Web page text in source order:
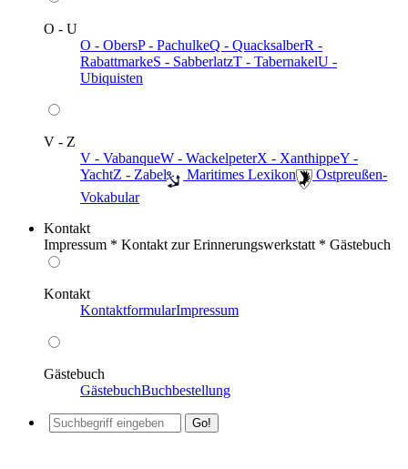
O - U
O - ObersP - PachulkeQ - QuacksalberR -
RabattmarkeS - SabberlatzT - TabernakelU -
Ubiquisten
V - Z
V - VabanqueW - WackelpeterX - XanthippeY -
YachtZ - Zabel ️ Maritimes Lexikon
️ Ostpreußen-
Vokabular
Kontakt
Impressum * Kontakt zur Erinnerungswerkstatt * Gästebuch
Kontakt
KontaktformularImpressum
Gästebuch
GästebuchBuchbestellung